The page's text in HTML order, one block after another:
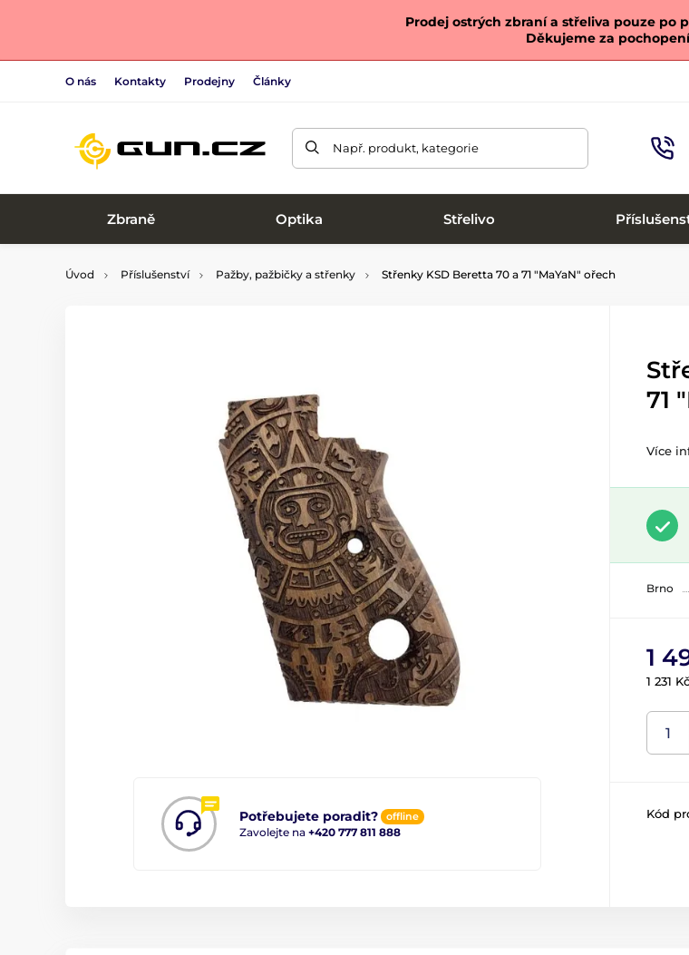
Prodej ostrých zbraní a střeliva pouze po
Děkujeme za
O nás Kontakty Prodejny Články
Např. produkt, kategorie
Zbraně Optika Střelivo
Úvod Příslušenství Pažby, pažbičky a střenky Střenky KSD Beretta 70 a 71 "MaYaN" ořech
Potřebujete poradit? offline
Zavolejte na +420 777 811 888
71
Více
Brno
1
1 231
Kód